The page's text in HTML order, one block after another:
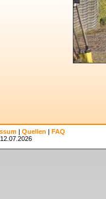
| Quellen | FAQ